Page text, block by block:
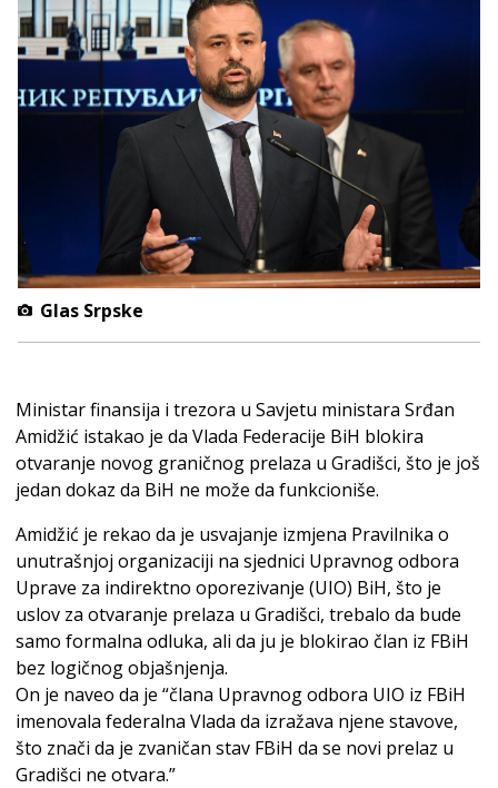
Glas Srpske
Ministar finansija i trezora u Savjetu ministara Srđan
Amidžić istakao je da Vlada Federacije BiH blokira
otvaranje novog graničnog prelaza u Gradišci, što je još
jedan dokaz da BiH ne može da funkcioniše.
Amidžić je rekao da je usvajanje izmjena Pravilnika o
unutrašnjoj organizaciji na sjednici Upravnog odbora
Uprave za indirektno oporezivanje (UIO) BiH, što je
uslov za otvaranje prelaza u Gradišci, trebalo da bude
samo formalna odluka, ali da ju je blokirao član iz FBiH
bez logičnog objašnjenja.
On je naveo da je “člana Upravnog odbora UIO iz FBiH
imenovala federalna Vlada da izražava njene stavove,
što znači da je zvaničan stav FBiH da se novi prelaz u
Gradišci ne otvara.”